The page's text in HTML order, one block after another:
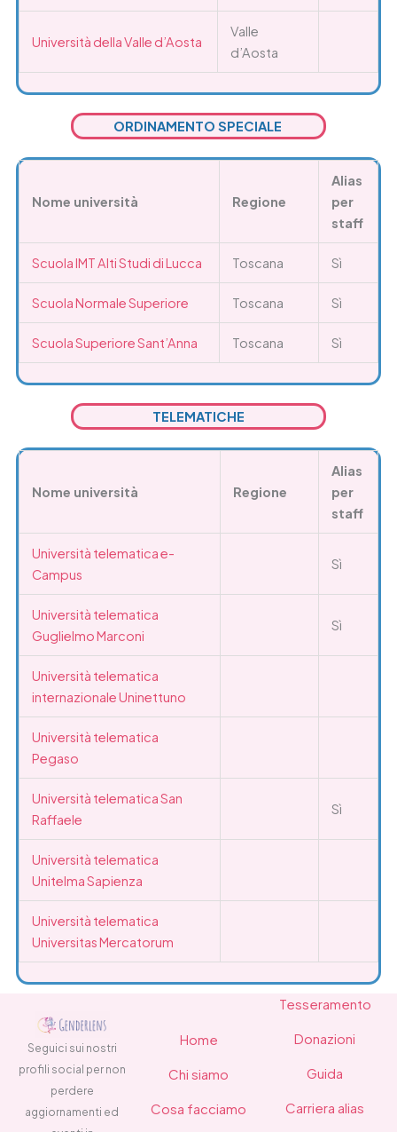
Università della Valle d’Aosta
Valle
d’Aosta
ORDINAMENTO SPECIALE
Nome università Regione
Alias
per
staff
Scuola IMT Alti Studi di Lucca Toscana Sì
Scuola Normale Superiore Toscana Sì
Scuola Superiore Sant’Anna Toscana Sì
TELEMATICHE
Nome università Regione
Alias
per
staff
Università telematica e-
Campus
Sì
Università telematica
Guglielmo Marconi
Sì
Università telematica
internazionale Uninettuno
Università telematica
Pegaso
Università telematica San
Raffaele
Sì
Università telematica
Unitelma Sapienza
Università telematica
Universitas Mercatorum
Seguici sui nostri
profili social per non
perdere
aggiornamenti ed
Home
Chi siamo
Cosa facciamo
Tesseramento
Donazioni
Guida
Carriera alias